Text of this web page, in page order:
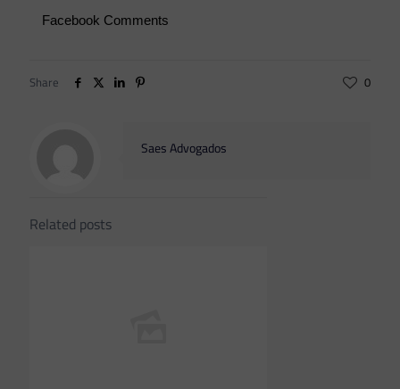
Facebook Comments
Share 0
Saes Advogados
Related posts